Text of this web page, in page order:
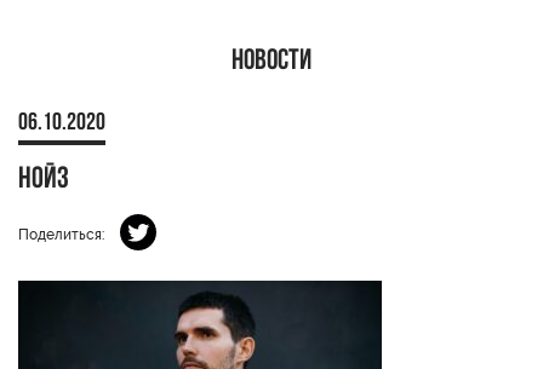
Новости
06.10.2020
нойз
Поделиться: